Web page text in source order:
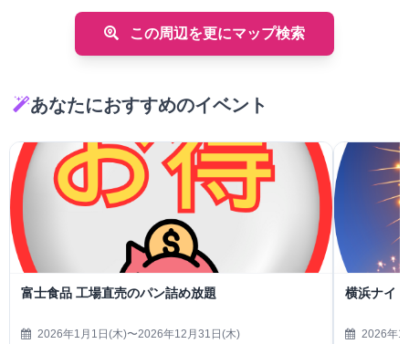
この周辺を更にマップ検索
あなたにおすすめのイベント
富士食品 工場直売のパン詰め放題
2026年1月1日(木)〜2026年12月31日(木)
横浜ナイ
2026年1